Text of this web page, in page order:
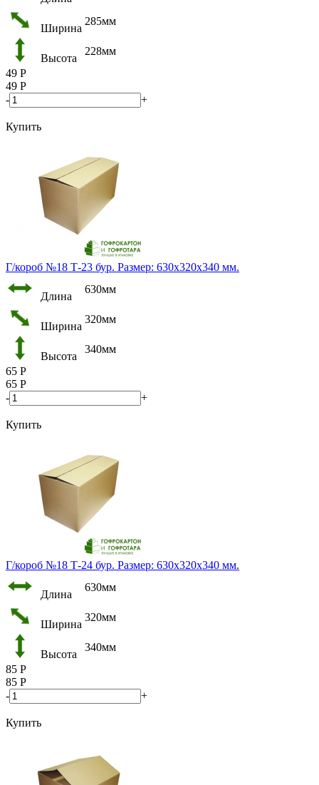
Ширина
285мм
Высота
228мм
49 Р
49 Р
-
+
Купить
Г/короб №18 Т-23 бур. Размер: 630х320х340 мм.
Длина
630мм
Ширина
320мм
Высота
340мм
65 Р
65 Р
-
+
Купить
Г/короб №18 Т-24 бур. Размер: 630х320х340 мм.
Длина
630мм
Ширина
320мм
Высота
340мм
85 Р
85 Р
-
+
Купить